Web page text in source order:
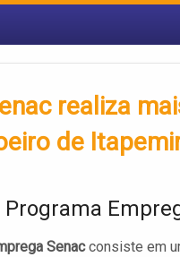
realiza
de
Programa
Senacconsiste em